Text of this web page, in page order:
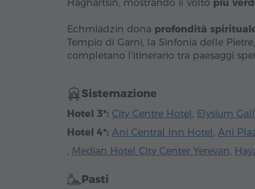
Haghartsin, mostrando il volto più
Echmiadzin dona profondità
Tempio di Garni, la Sinfonia delle
completano l'itinerario tra paesaggi
Sistemazione
Hotel 3*: City Centre Hotel, Elysium
Hotel 4*: Ani Central Inn Hotel, Ani
, Median Hotel City Center Yerevan,
Pasti